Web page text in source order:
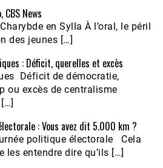
CBS News
en Sylla À l’oral, le péril
des jeunes […]
: Déficit, querelles et excès
Déficit de démocratie,
ou excès de centralisme
: Vous avez dit 5.000 km ?
politique électorale Cela
les entendre dire qu’ils […]